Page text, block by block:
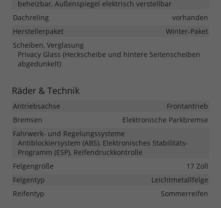
beheizbar, Außenspiegel elektrisch verstellbar
Dachreling
vorhanden
Herstellerpaket
Winter-Paket
Scheiben, Verglasung
Privacy Glass (Heckscheibe und hintere Seitenscheiben
abgedunkelt)
Räder & Technik
Antriebsachse
Frontantrieb
Bremsen
Elektronische Parkbremse
Fahrwerk- und Regelungssysteme
Antiblockiersystem (ABS), Elektronisches Stabilitäts-
Programm (ESP), Reifendruckkontrolle
Felgengröße
17 Zoll
Felgentyp
Leichtmetallfelge
Reifentyp
Sommerreifen